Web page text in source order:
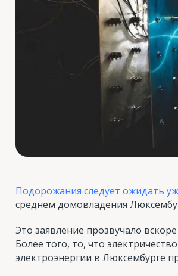
Подорожания следует ожидать
среднем домовладения
Это заявление прозвучало
Более того, то, что
электроэнергии в Люксембурге